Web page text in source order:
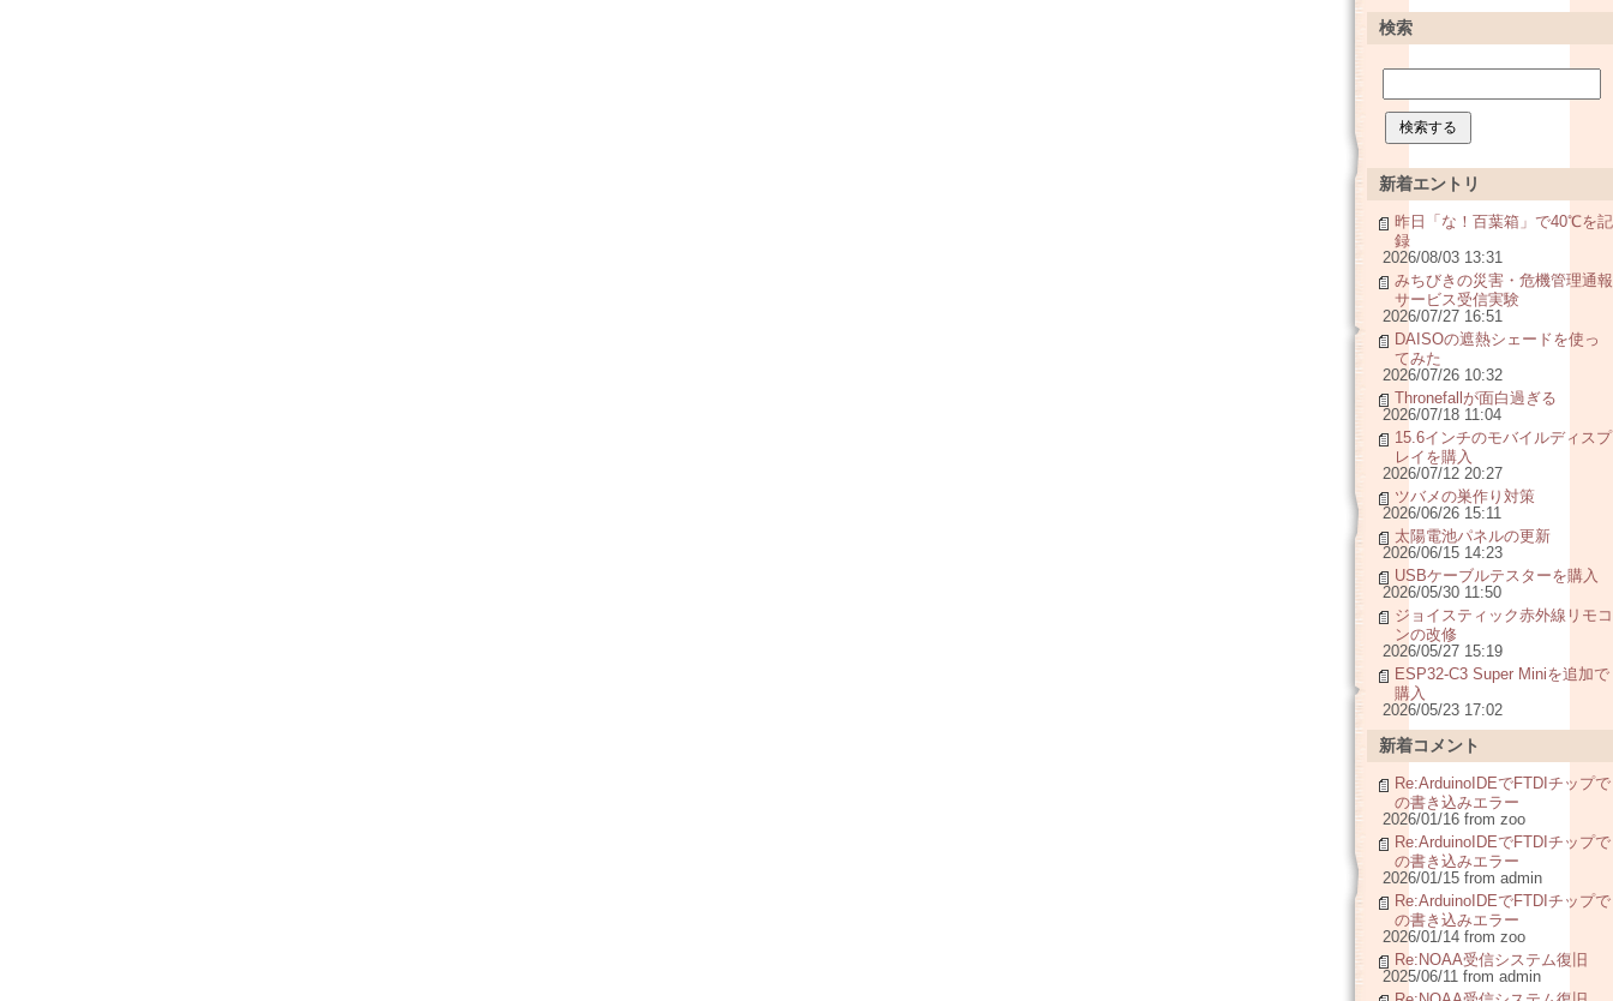
検索
新着エントリ
昨日「な！百葉箱」で40℃を記
録
2026/08/03 13:31
みちびきの災害・危機管理通報
サービス受信実験
2026/07/27 16:51
DAISOの遮熱シェードを使っ
てみた
2026/07/26 10:32
Thronefallが面白過ぎる
2026/07/18 11:04
15.6インチのモバイルディスプ
レイを購入
2026/07/12 20:27
ツバメの巣作り対策
2026/06/26 15:11
太陽電池パネルの更新
2026/06/15 14:23
USBケーブルテスターを購入
2026/05/30 11:50
ジョイスティック赤外線リモコ
ンの改修
2026/05/27 15:19
ESP32-C3 Super Miniを追加で
購入
2026/05/23 17:02
新着コメント
Re:ArduinoIDEでFTDIチップで
の書き込みエラー
2026/01/16 from zoo
Re:ArduinoIDEでFTDIチップで
の書き込みエラー
2026/01/15 from admin
Re:ArduinoIDEでFTDIチップで
の書き込みエラー
2026/01/14 from zoo
Re:NOAA受信システム復旧
2025/06/11 from admin